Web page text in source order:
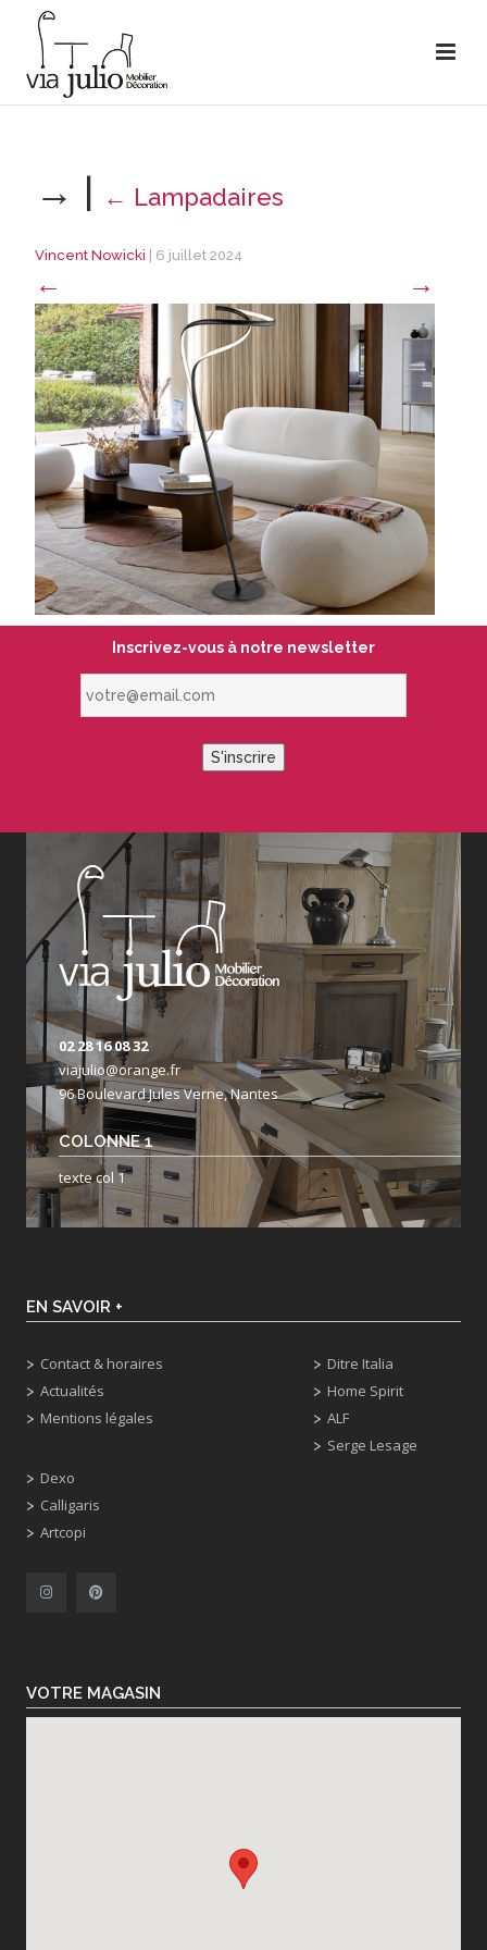
→ | ← Lampadaires
Vincent Nowicki 6 juillet 2024
← →
Inscrivez-vous à notre newsletter
S'inscrire
02 28 16 08 32
viajulio@orange.fr
96 Boulevard Jules Verne, Nantes
COLONNE 1
texte col 1
EN SAVOIR +
Contact & horaires
Actualités
Mentions légales
Dexo
Calligaris
Artcopi
Ditre Italia
Home Spirit
ALF
Serge Lesage
VOTRE MAGASIN